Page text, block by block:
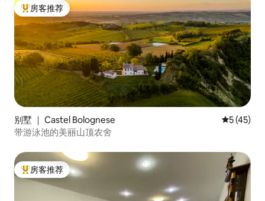
热门「房客推荐」
房客推荐
别墅 ｜ Castel Bolognese 平均评分
5 (45)
带游泳池的美丽山顶农舍
热门「房客推荐」
房客推荐